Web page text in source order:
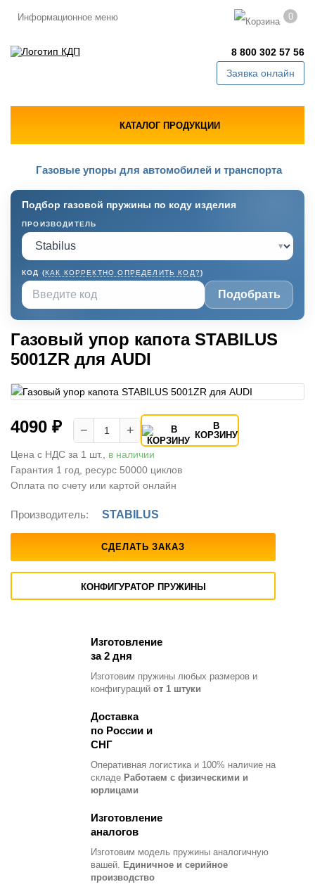
Информационное меню 0
8 800 302 57 56
Заявка онлайн
КАТАЛОГ ПРОДУКЦИИ
Газовые упоры для автомобилей и транспорта
Подбор газовой пружины по коду изделия
ПРОИЗВОДИТЕЛЬ
▾
КОД (КАК КОРРЕКТНО ОПРЕДЕЛИТЬ КОД?)
Подобрать
Газовый упор капота STABILUS
5001ZR для AUDI
4090 ₽ − +
В
КОРЗИНУ
Цена с НДС за 1 шт., в наличии
Гарантия 1 год, ресурс 50000 циклов
Оплата по счету или картой онлайн
Производитель: STABILUS
СДЕЛАТЬ ЗАКАЗ
КОНФИГУРАТОР ПРУЖИНЫ
Изготовление
за 2 дня
Изготовим пружины любых размеров и
конфигураций от 1 штуки
Доставка
по России и
СНГ
Оперативная логистика и 100% наличие на
складе Работаем с физическими и
юрлицами
Изготовление
аналогов
Изготовим модель пружины аналогичную
вашей. Единичное и серийное
производство